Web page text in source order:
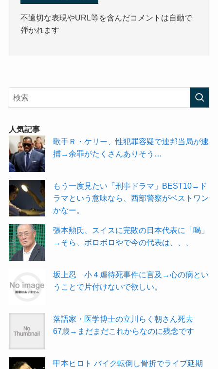
不適切な表現やURL等を含んだコメントは自動で
弾かれます
人気記事
歌手Ｒ・ケリー、性犯罪容疑で連邦当局が逮
捕→余罪がたくさんありそう…
もう一度見たい「刑事ドラマ」BEST10→ド
ラマという意味なら、西部警察がベストワン
かなー。
張本勲氏、スイスに完敗の日本代表に「喝」
→そら、ボロボロやで今の代表は、、、
坂上忍 小４虐待死事件に言及→心の病とい
うことで片付けないで欲しい。
落語家・医学博士の立川らく朝さん死去
67歳→まだまだこれからなのに残念です
甲本ヒロト バイク転倒し骨折でライブ延期